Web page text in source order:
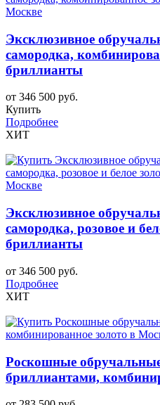
Эксклюзивное
самородка,
бриллианты
от 346 500 руб.
Купить
Подробнее
ХИТ
Эксклюзивное
самородка, розовое и
бриллианты
от 346 500 руб.
Подробнее
ХИТ
Роскошные
бриллиантами,